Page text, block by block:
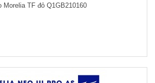
Morelia TF đỏ Q1GB210160